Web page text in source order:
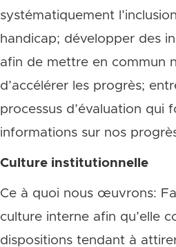
systématiquement
handicap; développer des
afin de mettre en commun
d’accélérer les progrès;
processus d’évaluation qui
informations sur nos
Culture institutionnelle
Ce à quoi nous œuvrons:
culture interne afin qu’elle
dispositions tendant à